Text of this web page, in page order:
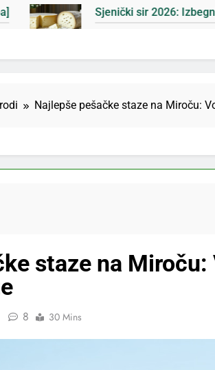
sir 2026: Izbegnite mešavine i
Najlepše pešačke staze na Miroču:
staze na Miroču:
8 30 Mins